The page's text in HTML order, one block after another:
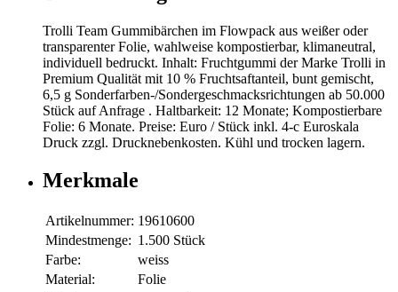
Trolli Team Gummibärchen im Flowpack aus weißer oder
transparenter Folie, wahlweise kompostierbar, klimaneutral,
individuell bedruckt. Inhalt: Fruchtgummi der Marke Trolli in
Premium Qualität mit 10 % Fruchtsaftanteil, bunt gemischt,
6,5 g Sonderfarben-/Sondergeschmacksrichtungen ab 50.000
Stück auf Anfrage . Haltbarkeit: 12 Monate; Kompostierbare
Folie: 6 Monate. Preise: Euro / Stück inkl. 4-c Euroskala
Druck zzgl. Drucknebenkosten. Kühl und trocken lagern.
Merkmale
Artikelnummer: 19610600
Mindestmenge: 1.500 Stück
Farbe:
weiss
Material:
Folie